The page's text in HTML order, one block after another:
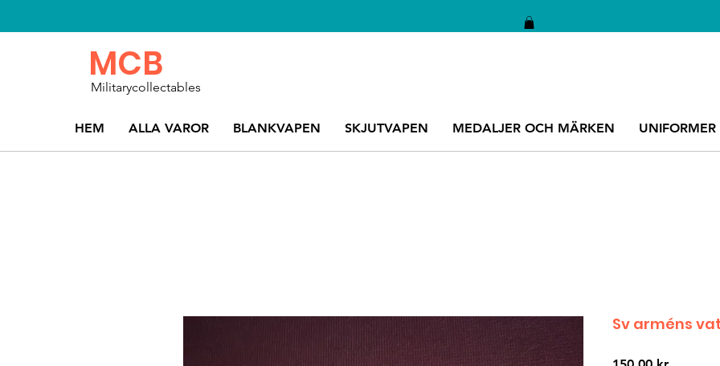
HEM ALLA VAROR BLANKVAPEN SKJUTVAPEN MEDALJER OCH MÄRKEN
MCB
Militarycollectables
Sv arméns